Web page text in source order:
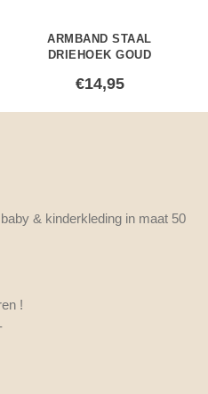
ARMBAND STAAL
DRIEHOEK GOUD
€14,95
& kinderkleding in maat 50
!